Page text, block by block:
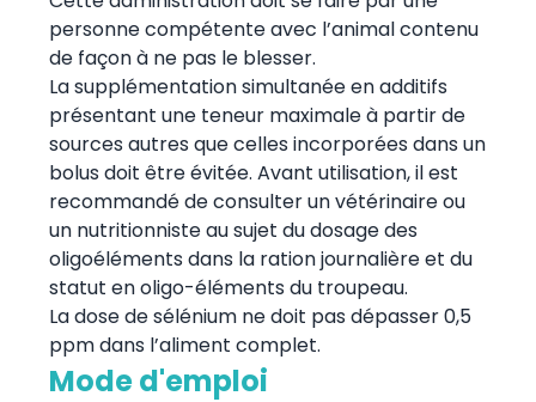
personne compétente avec l’animal contenu
de façon à ne pas le blesser.
La supplémentation simultanée en additifs
présentant une teneur maximale à partir de
sources autres que celles incorporées dans un
bolus doit être évitée. Avant utilisation, il est
recommandé de consulter un vétérinaire ou
un nutritionniste au sujet du dosage des
oligoéléments dans la ration journalière et du
statut en oligo-éléments du troupeau.
La dose de sélénium ne doit pas dépasser 0,5
ppm dans l’aliment complet.
Mode d'emploi